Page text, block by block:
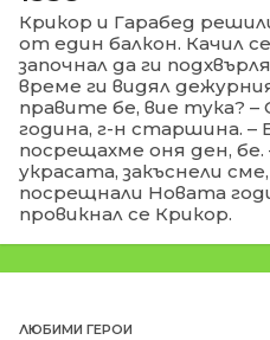
Крикор и Гарабед
от един балкон. Качил
започнал да ги
време ги видял
правите бе, вие тука? –
година, г-н старшина. –
посрещахме оня ден, бе.
украсата, закъснели
посрещнали Новата
провикнал се Крикор.
ЛЮБИМИ ГЕРОИ